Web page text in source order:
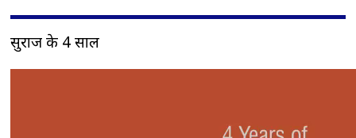
सुराज के 4 साल